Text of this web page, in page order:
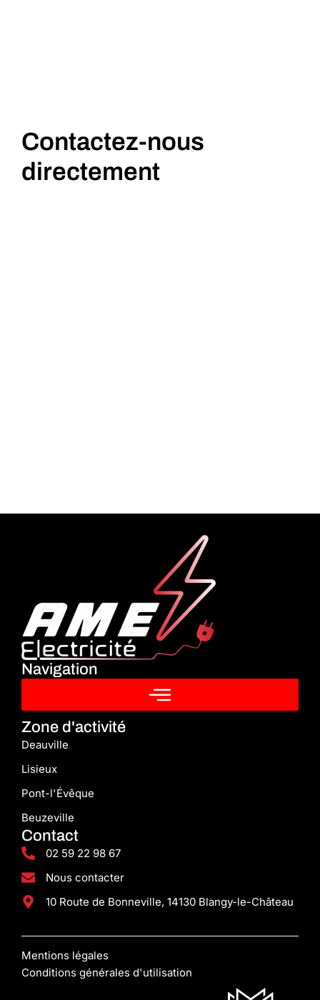
Contactez-nous
directement
Navigation
Zone d'activité
Deauville
Lisieux
Pont-l'Évêque
Beuzeville
Contact
02 59 22 98 67
Nous contacter
10 Route de Bonneville, 14130 Blangy-le-Château
Mentions légales
Conditions générales d'utilisation